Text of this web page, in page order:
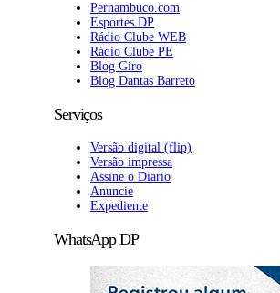
Pernambuco.com
Esportes DP
Rádio Clube WEB
Rádio Clube PE
Blog Giro
Blog Dantas Barreto
Serviços
Versão digital (flip)
Versão impressa
Assine o Diario
Anuncie
Expediente
WhatsApp DP